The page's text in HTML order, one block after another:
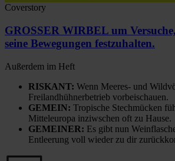
Coverstory
GROSSER WIRBEL um
seine Bewegungen festzuhalten.
Außerdem im Heft
RISKANT: Wenn Meeres- und
Freilandhühnerbetrieb vorbeischauen.
GEMEIN: Tropische Stechmücken
Mitteleuropa inziwschen oft zu Hause.
GEMEINER: Es gibt nun
Entleerung voll wieder zu dir